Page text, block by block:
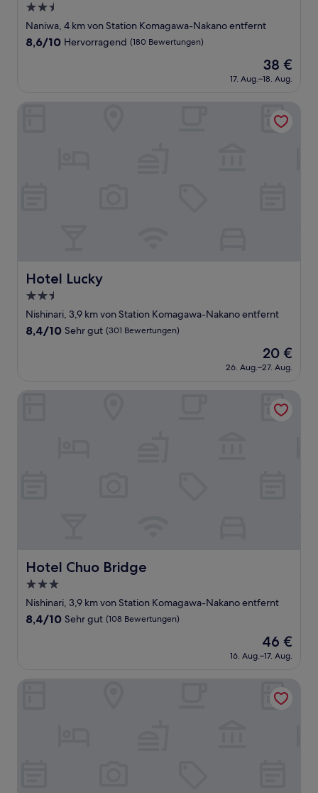
2.5-
Sterne-
Unterkunft
Naniwa, 4 km von Station Komagawa-Nakano entfernt
8.6
Bewertungen)
8,6/10 Hervorragend (180 Bewertungen)
Der
Preis
beträgt
38 €
17. Aug.–18. Aug.
Hotel Lucky
Hotel Lucky
2.5-
Sterne-
Unterkunft
Nishinari, 3,9 km von Station Komagawa-Nakano entfernt
8.4
(301
8,4/10 Sehr gut (301 Bewertungen)
Der
Preis
beträgt
20 €
26. Aug.–27. Aug.
Hotel Chuo Bridge
Hotel Chuo Bridge
3.0-
Sterne-
Unterkunft
Nishinari, 3,9 km von Station Komagawa-Nakano entfernt
8.4
(108
8,4/10 Sehr gut (108 Bewertungen)
Der
Preis
beträgt
46 €
16. Aug.–17. Aug.